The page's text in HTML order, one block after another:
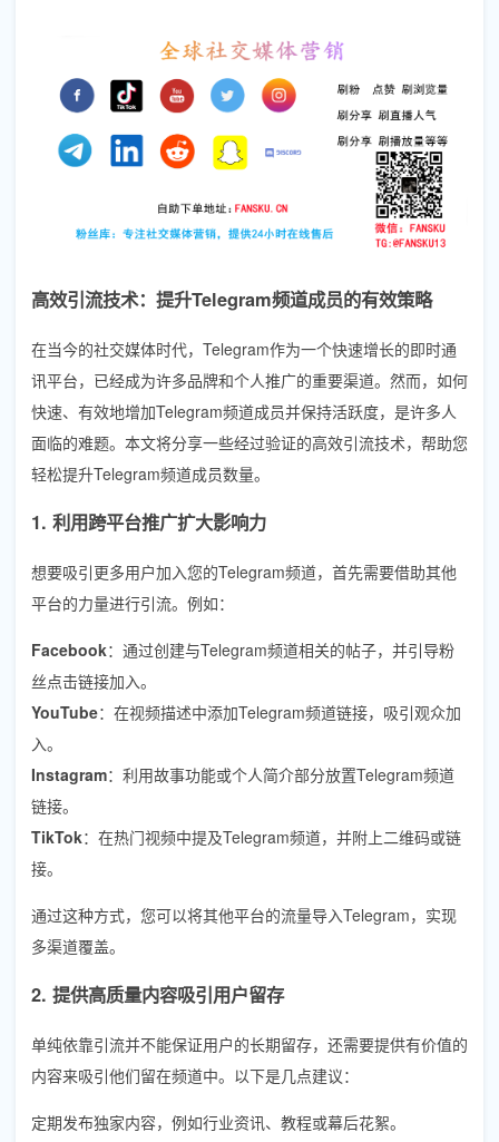
高效引流技术：提升Telegram频道成员的有效策略
在当今的社交媒体时代，Telegram作为一个快速增长的即时通
讯平台，已经成为许多品牌和个人推广的重要渠道。然而，如何
快速、有效地增加Telegram频道成员并保持活跃度，是许多人
面临的难题。本文将分享一些经过验证的高效引流技术，帮助您
轻松提升Telegram频道成员数量。
1. 利用跨平台推广扩大影响力
想要吸引更多用户加入您的Telegram频道，首先需要借助其他
平台的力量进行引流。例如：
Facebook：通过创建与Telegram频道相关的帖子，并引导粉
丝点击链接加入。
YouTube：在视频描述中添加Telegram频道链接，吸引观众加
入。
Instagram：利用故事功能或个人简介部分放置Telegram频道
链接。
TikTok：在热门视频中提及Telegram频道，并附上二维码或链
接。
通过这种方式，您可以将其他平台的流量导入Telegram，实现
多渠道覆盖。
2. 提供高质量内容吸引用户留存
单纯依靠引流并不能保证用户的长期留存，还需要提供有价值的
内容来吸引他们留在频道中。以下是几点建议：
定期发布独家内容，例如行业资讯、教程或幕后花絮。